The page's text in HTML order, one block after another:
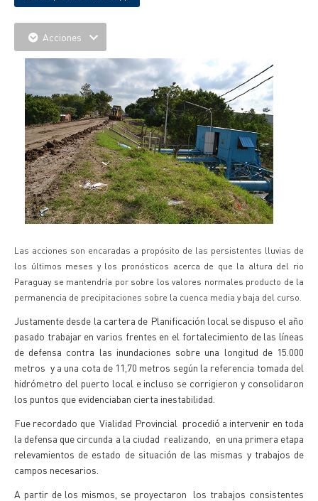
Acciones
Las acciones son encaradas a propósito de las persistentes lluvias de
los últimos meses y los pronósticos acerca de que la altura del rio
Paraguay se mantendría por sobre los valores normales producto de la
permanencia de precipitaciones sobre la cuenca media y baja del curso.
Justamente desde la cartera de Planificación local se dispuso el año
pasado trabajar en varios frentes en el fortalecimiento de las líneas
de defensa contra las inundaciones sobre una longitud de 15.000
metros y a una cota de 11,70 metros según la referencia tomada del
hidrómetro del puerto local e incluso se corrigieron y consolidaron
los puntos que evidenciaban cierta inestabilidad.
Fue recordado que Vialidad Provincial procedió a intervenir en toda
la defensa que circunda a la ciudad realizando, en una primera etapa
relevamientos de estado de situación de las mismas y trabajos de
campos necesarios.
A partir de los mismos, se proyectaron los trabajos consistentes